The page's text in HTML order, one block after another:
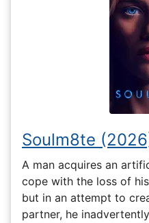
Soulm8te
A man acquires an
cope with the loss of
but in an attempt to
partner, he